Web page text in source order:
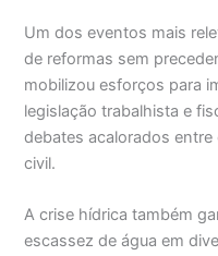
Um dos eventos mais
de reformas sem
mobilizou esforços para
legislação trabalhista e
debates acalorados
civil.
A crise hídrica também
escassez de água em